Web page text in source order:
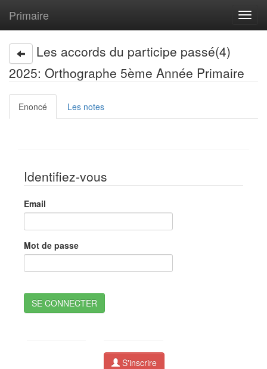
Primaire
Les accords du participe passé(4)
2025: Orthographe 5ème Année Primaire
Enoncé Les notes
Identifiez-vous
Email
Mot de passe
SE CONNECTER
S'inscrire